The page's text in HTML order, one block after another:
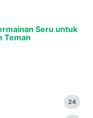
Seru untuk
Teman
24